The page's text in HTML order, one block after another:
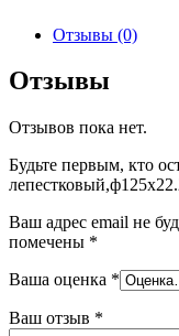
Отзывы (0)
Отзывы
Отзывов пока нет.
Будьте первым, кто
Ваш адрес email не
помечены *
Ваша оценка *
Ваш отзыв *